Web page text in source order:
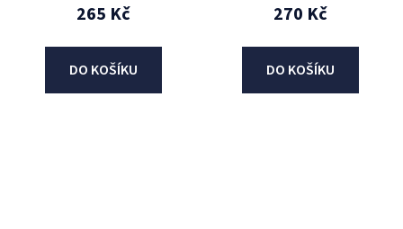
265 Kč
DO KOŠÍKU
270 Kč
DO KOŠÍKU